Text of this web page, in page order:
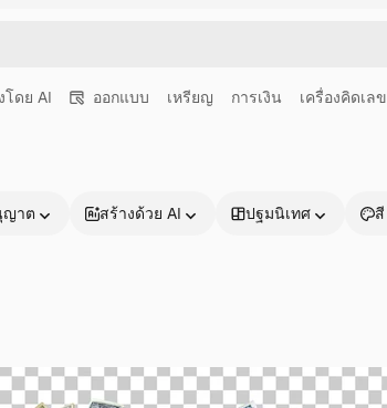
โดย AI ออกแบบ เหรียญ การเงิน เครื่องคิดเลข
ญาต สร้างด้วย AI ปฐมนิเทศ สี